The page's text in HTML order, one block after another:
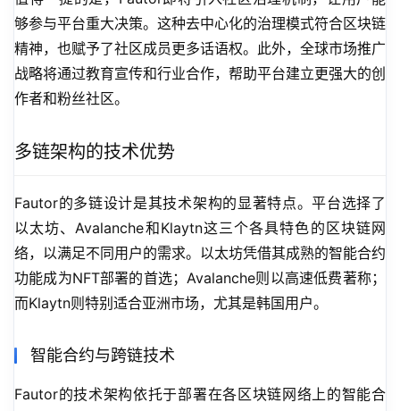
够参与平台重大决策。这种去中心化的治理模式符合区块链
精神，也赋予了社区成员更多话语权。此外，全球市场推广
战略将通过教育宣传和行业合作，帮助平台建立更强大的创
作者和粉丝社区。
多链架构的技术优势
Fautor的多链设计是其技术架构的显著特点。平台选择了
以太坊、Avalanche和Klaytn这三个各具特色的区块链网
络，以满足不同用户的需求。以太坊凭借其成熟的智能合约
功能成为NFT部署的首选；Avalanche则以高速低费著称；
而Klaytn则特别适合亚洲市场，尤其是韩国用户。
智能合约与跨链技术
Fautor的技术架构依托于部署在各区块链网络上的智能合